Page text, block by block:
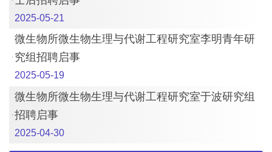
2025-05-21
微生物所微生物生理与代谢工程研究室李明青年研
究组招聘启事
2025-05-19
微生物所微生物生理与代谢工程研究室于波研究组
招聘启事
2025-04-30